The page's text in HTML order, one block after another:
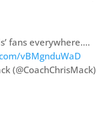
fans everywhere….
vBMgnduWaD
(@CoachChrisMack)